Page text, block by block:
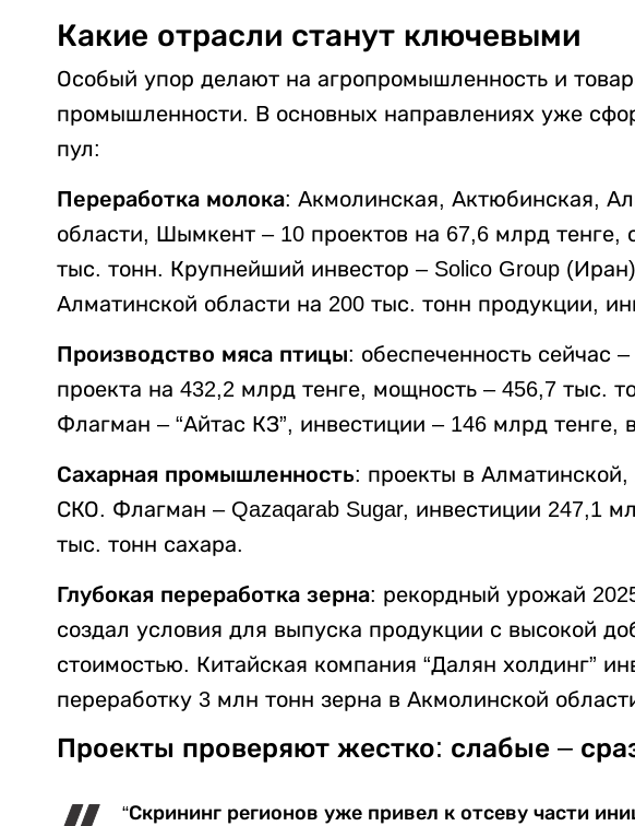
Какие отрасли станут ключевыми
Особый упор делают на агропромышленность и
промышленности. В основных направлениях уже
пул:
Переработка молока: Акмолинская, Актюбинская,
области, Шымкент – 10 проектов на 67,6 млрд тенге,
тыс. тонн. Крупнейший инвестор – Solico Group
Алматинской области на 200 тыс. тонн продукции,
Производство мяса птицы: обеспеченность сейчас
проекта на 432,2 млрд тенге, мощность – 456,7 тыс.
Флагман – “Айтас КЗ”, инвестиции – 146 млрд тенге,
Сахарная промышленность: проекты в
СКО. Флагман – Qazaqarab Sugar, инвестиции 247,1
тыс. тонн сахара.
Глубокая переработка зерна: рекордный урожай
создал условия для выпуска продукции с высокой
стоимостью. Китайская компания “Далян холдинг”
переработку 3 млн тонн зерна в Акмолинской
Проекты проверяют жестко: слабые –
“Скрининг регионов уже привел к отсеву части